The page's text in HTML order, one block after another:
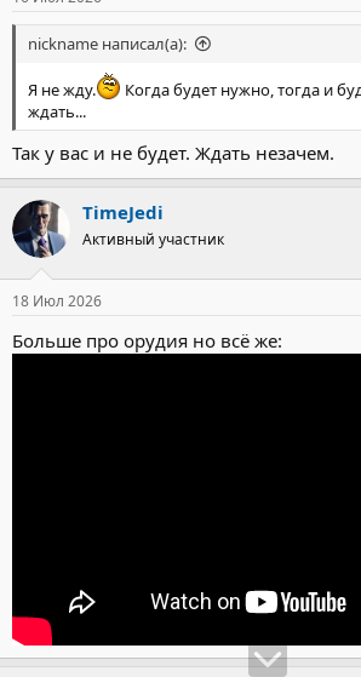
nickname написал(а):
Я не жду.
Когда будет нужно, тогда и
ждать...
Так у вас и не будет. Ждать незачем.
TimeJedi
Активный участник
18 Июл 2026
Больше про орудия но всё же: